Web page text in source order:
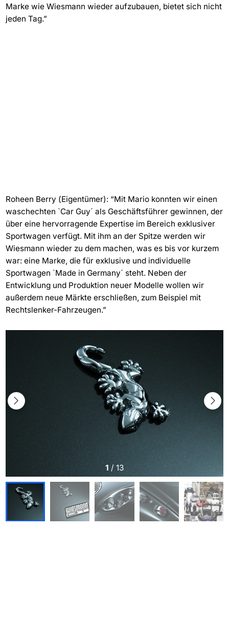
Marke wie Wiesmann wieder aufzubauen, bietet sich nicht
jeden Tag.”
Roheen Berry (Eigentümer): “Mit Mario konnten wir einen
waschechten `Car Guy´ als Geschäftsführer gewinnen, der
über eine hervorragende Expertise im Bereich exklusiver
Sportwagen verfügt. Mit ihm an der Spitze werden wir
Wiesmann wieder zu dem machen, was es bis vor kurzem
war: eine Marke, die für exklusive und individuelle
Sportwagen `Made in Germany´ steht. Neben der
Entwicklung und Produktion neuer Modelle wollen wir
außerdem neue Märkte erschließen, zum Beispiel mit
Rechtslenker-Fahrzeugen.”
1 / 13